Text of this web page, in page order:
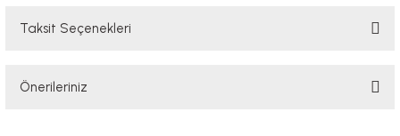
Taksit Seçenekleri
Önerileriniz